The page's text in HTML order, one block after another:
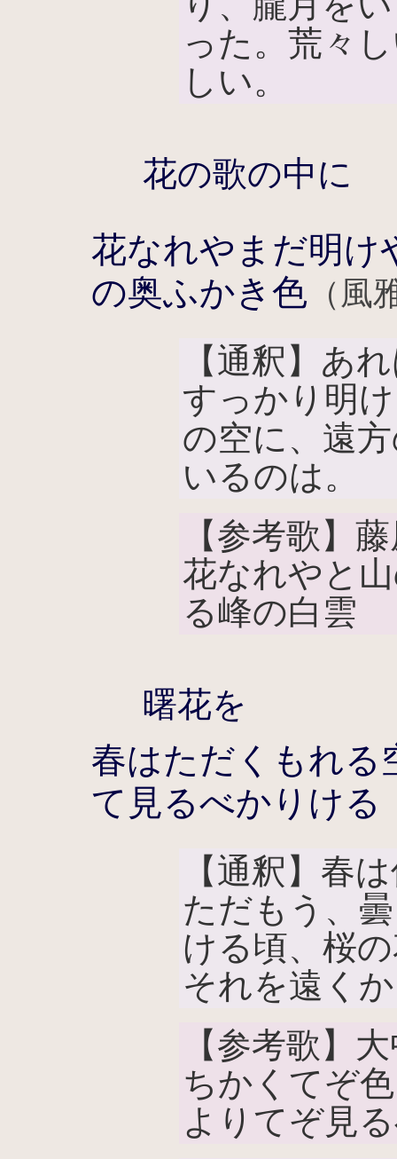
った。荒々
しい。
花の歌の中に
花なれやまだ明け
の奥ふかき色 （風
【通釈】あ
すっかり明
の空に、遠
いるのは。
【参考歌】
花なれやと
る峰の白雲
曙花を
春はただくもれる
て見るべかりける
【通釈】春
ただもう、
ける頃、桜
それを遠く
【参考歌】
ちかくてぞ
よりてぞ見